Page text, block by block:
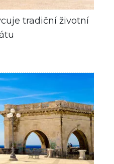
tradiční životní